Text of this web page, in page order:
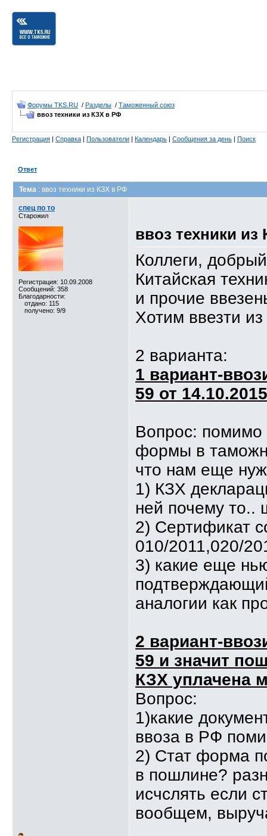
Форумы TKS.RU / Разделы / Таможенный союз
ввоз техники из КЗХ в РФ
Регистрация | Справка | Пользователи | Календарь | Сообщения за день | Поиск
Ответ
Тема : ввоз техники из КЗХ в РФ
спец по то
Старожил
Регистрация: 10.09.2008
Сообщений: 358
Благодарности:
отдано: 115
получено: 9/9
ввоз техники
Коллеги,
Китайская
и прочие
Хотим ввезти
2 варианта:
1 вариант-
59 от
Вопрос: помимо
формы в
что нам еще
1) КЗХ
ней почему то..
2) Сертификат
010/2011,020/
3) какие еще
аналогии как
2 вариант-
59 и значит
КЗХ уплачена
Вопрос:
1)какие
ввоза в РФ
2) Стат форма
в пошлине?
исчслять если
вообщем,